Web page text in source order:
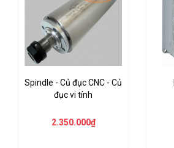
Spindle - Củ đục CNC - Củ
đục vi tính
2.350.000₫